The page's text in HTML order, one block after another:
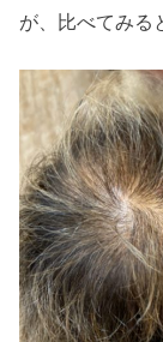
が、比べてみる